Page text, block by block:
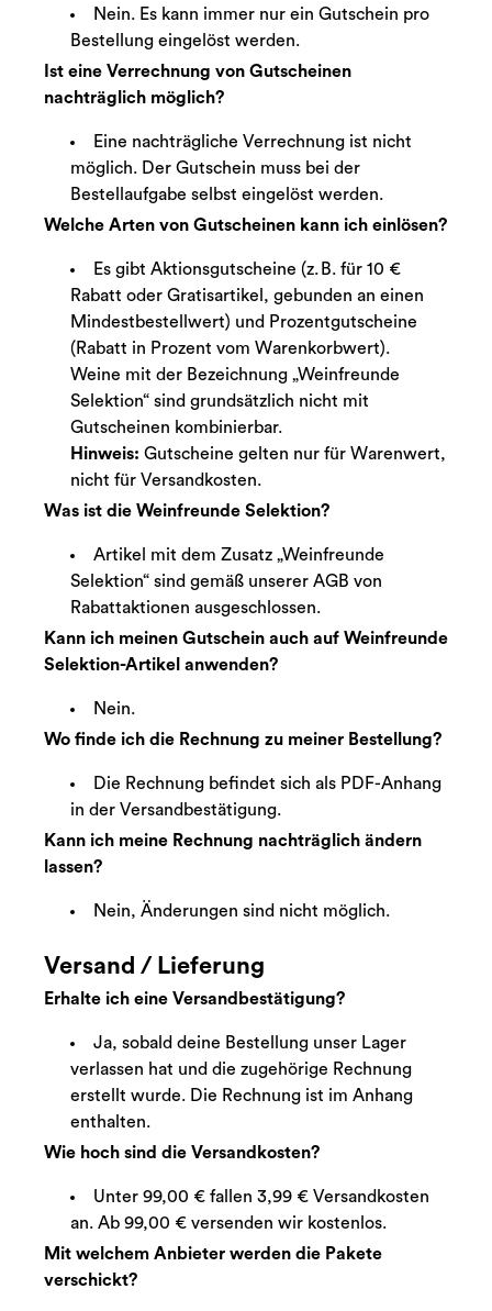
Nein. Es kann immer nur ein Gutschein pro
Bestellung eingelöst werden.
Ist eine Verrechnung von Gutscheinen
nachträglich möglich?
Eine nachträgliche Verrechnung ist nicht
möglich. Der Gutschein muss bei der
Bestellaufgabe selbst eingelöst werden.
Welche Arten von Gutscheinen kann ich einlösen?
Es gibt Aktionsgutscheine (z. B. für 10 €
Rabatt oder Gratisartikel, gebunden an einen
Mindestbestellwert) und Prozentgutscheine
(Rabatt in Prozent vom Warenkorbwert).
Weine mit der Bezeichnung „Weinfreunde
Selektion“ sind grundsätzlich nicht mit
Gutscheinen kombinierbar.
Hinweis: Gutscheine gelten nur für Warenwert,
nicht für Versandkosten.
Was ist die Weinfreunde Selektion?
Artikel mit dem Zusatz „Weinfreunde
Selektion“ sind gemäß unserer AGB von
Rabattaktionen ausgeschlossen.
Kann ich meinen Gutschein auch auf Weinfreunde
Selektion-Artikel anwenden?
Nein.
Wo finde ich die Rechnung zu meiner Bestellung?
Die Rechnung befindet sich als PDF-Anhang
in der Versandbestätigung.
Kann ich meine Rechnung nachträglich ändern
lassen?
Nein, Änderungen sind nicht möglich.
Versand / Lieferung
Erhalte ich eine Versandbestätigung?
Ja, sobald deine Bestellung unser Lager
verlassen hat und die zugehörige Rechnung
erstellt wurde. Die Rechnung ist im Anhang
enthalten.
Wie hoch sind die Versandkosten?
Unter 99,00 € fallen 3,99 € Versandkosten
an. Ab 99,00 € versenden wir kostenlos.
Mit welchem Anbieter werden die Pakete
verschickt?